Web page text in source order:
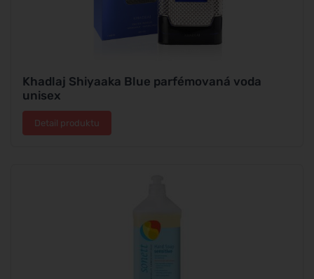
Khadlaj Shiyaaka Blue parfémovaná voda
unisex
Detail produktu